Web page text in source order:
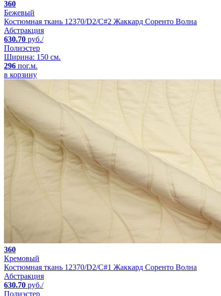
360
Бежевый
Костюмная ткань 12370/D2/C#2 Жаккард Соренто Волна
Абстракция
630.70 руб./
Полиэстер
Ширина: 150 см.
296 пог.м.
в корзину
360
Кремовый
Костюмная ткань 12370/D2/C#1 Жаккард Соренто Волна
Абстракция
630.70 руб./
Полиэстер